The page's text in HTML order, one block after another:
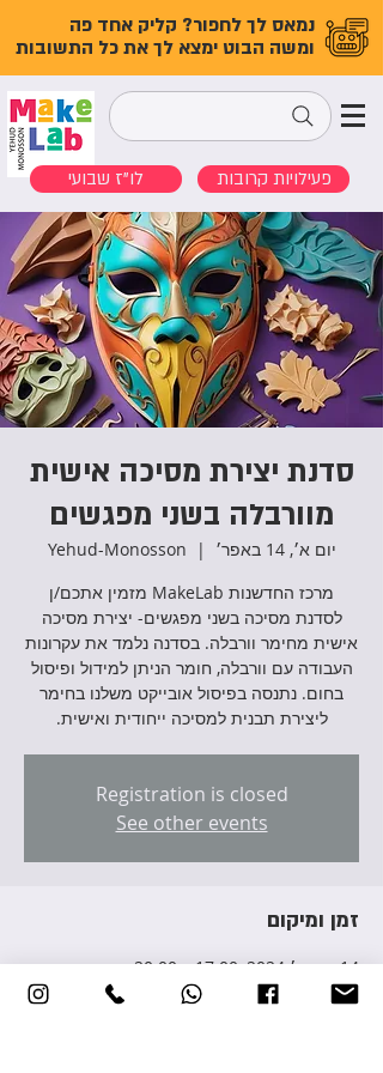
נמאס לך לחפור? קליק אחד פה
ומשה הבוט ימצא לך את כל התשובות
לו"ז שבועי פעילויות קרובות
סדנת יצירת מסיכה אישית
מוורבלה בשני מפגשים
יום א׳, 14 באפר׳
  |
Yehud-Monosson
מרכז החדשנות MakeLab מזמין אתכם/ן
לסדנת מסיכה בשני מפגשים- יצירת מסיכה
אישית מחימר וורבלה. בסדנה נלמד את עקרונות
העבודה עם וורבלה, חומר הניתן למידול ופיסול
בחום. נתנסה בפיסול אובייקט משלנו בחימר
ליצירת תבנית למסיכה ייחודית ואישית.
Registration is closed
See other events
זמן ומיקום
14 באפר׳ 2024, 17:00 – 20:00
Yehud-Monosson, Avraham Giron St 3,
Yehud-Monosson, Israel